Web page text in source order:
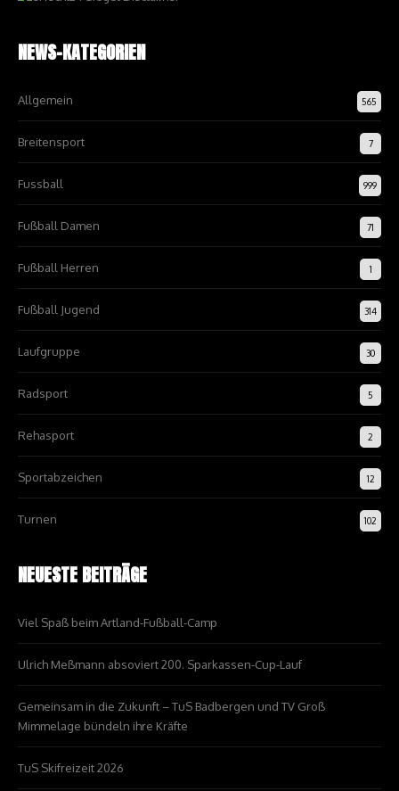
NEWS-KATEGORIEN
Allgemein 565
Breitensport 7
Fussball 999
Fußball Damen 71
Fußball Herren 1
Fußball Jugend 314
Laufgruppe 30
Radsport 5
Rehasport 2
Sportabzeichen 12
Turnen 102
NEUESTE BEITRÄGE
Viel Spaß beim Artland-Fußball-Camp
Ulrich Meßmann absoviert 200. Sparkassen-Cup-Lauf
Gemeinsam in die Zukunft – TuS Badbergen und TV Groß
Mimmelage bündeln ihre Kräfte
TuS Skifreizeit 2026